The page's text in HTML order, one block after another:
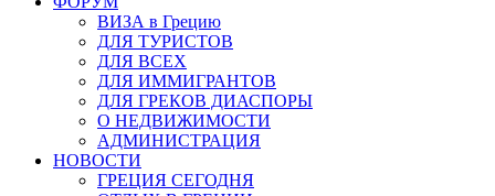
ВИЗА в Грецию
ДЛЯ ТУРИСТОВ
ДЛЯ ВСЕХ
ДЛЯ ИММИГРАНТОВ
ДЛЯ ГРЕКОВ ДИАСПОРЫ
О НЕДВИЖИМОСТИ
АДМИНИСТРАЦИЯ
НОВОСТИ
ГРЕЦИЯ СЕГОДНЯ